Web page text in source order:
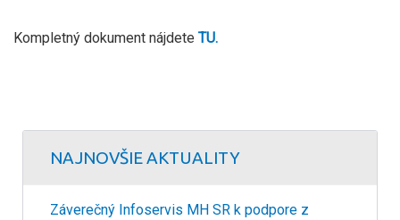
Kompletný dokument nájdete TU.
NAJNOVŠIE AKTUALITY
Záverečný Infoservis MH SR k podpore z